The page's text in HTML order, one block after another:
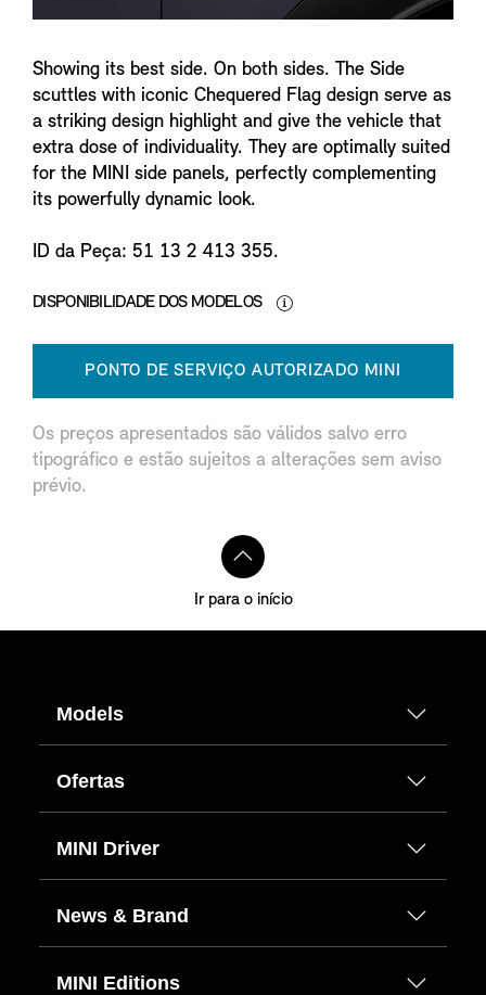
Showing its best side. On both sides. The Side
scuttles with iconic Chequered Flag design serve as
a striking design highlight and give the vehicle that
extra dose of individuality. They are optimally suited
for the MINI side panels, perfectly complementing
its powerfully dynamic look.
ID da Peça: 51 13 2 413 355.
DISPONIBILIDADE DOS MODELOS
PONTO DE SERVIÇO AUTORIZADO MINI
Os preços apresentados são válidos salvo erro
tipográfico e estão sujeitos a alterações sem aviso
prévio.
Ir para o início
Models
Ofertas
MINI Driver
News & Brand
MINI Editions